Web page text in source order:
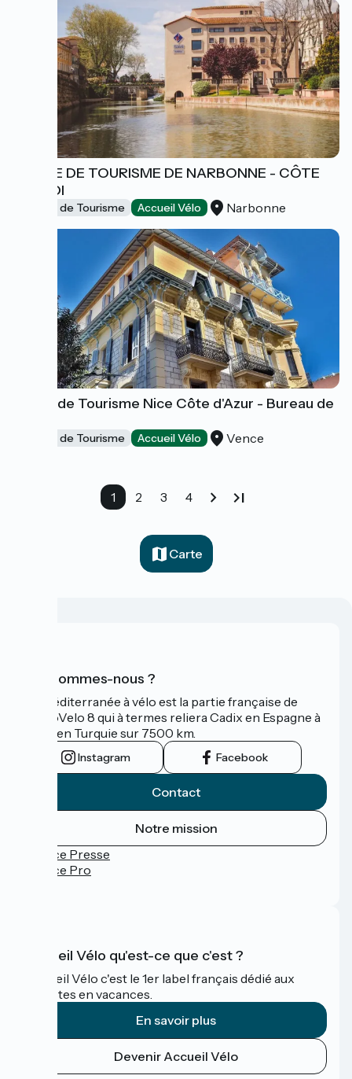
OFFICE DE TOURISME DE NARBONNE - CÔTE
DU MIDI
Offices de Tourisme Accueil Vélo Narbonne
Office de Tourisme Nice Côte d'Azur - Bureau de
Offices de Tourisme Accueil Vélo Vence
1 2 3 4
Carte
Qui sommes-nous ?
La Méditerranée à vélo est la partie française de
l'EuroVelo 8 qui à termes reliera Cadix en Espagne à
Izmir en Turquie sur 7500 km.
Instagram Facebook
Contact
Notre mission
Espace Presse
Espace Pro
Accueil Vélo qu'est-ce que c'est ?
Accueil Vélo c'est le 1er label français dédié aux
cyclistes en vacances.
En savoir plus
Devenir Accueil Vélo